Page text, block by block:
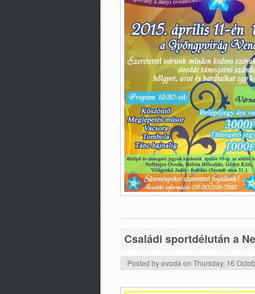
Családi sportdélután a
Posted byovoda on Thursday, 16